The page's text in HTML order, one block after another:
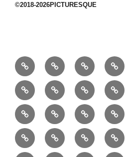
©2018-2026PICTURESQUE
1/10：
材
料
10/10：
ジ
ュ
エ
リ
ー
2/10：
製
作
3/10：
は
ぎ
れ
6/10：
読
書
7/10：
食・
健
康
8/10：
リ
フ
ォ
ー
ム
9/10：
コ
ー
デ
②
半
月
型
③
巾
着
袋
④
巾
着
袋
⑤
巾
着
シ
⑧
メ
⑨
ミ
⑩
マ
⑪
マ